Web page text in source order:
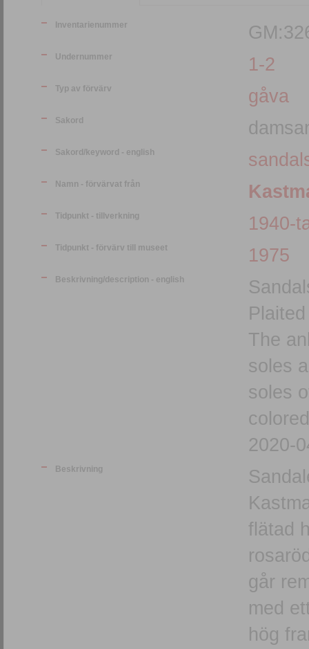
Inventarienummer
Undernummer 1-2
Typ av förvärv gåva
Sakord
Sakord/keyword - english
Namn - förvärvat från
Tidpunkt - tillverkning 1940-
Tidpunkt - förvärv till museet 1975
Beskrivning/description - english
The
soles
soles
2020-
Beskrivning
flätad
går
med ett
hög